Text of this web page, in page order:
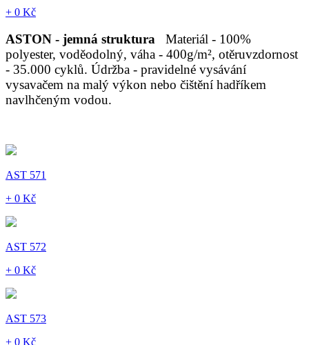
+ 0 Kč
ASTON - jemná struktura
Materiál - 100%
polyester, voděodolný, váha - 400g/m², otěruvzdornost
- 35.000 cyklů. Údržba - pravidelné vysávání
vysavačem na malý výkon nebo čištění hadříkem
navlhčeným vodou.
AST 571
+ 0 Kč
AST 572
+ 0 Kč
AST 573
+ 0 Kč